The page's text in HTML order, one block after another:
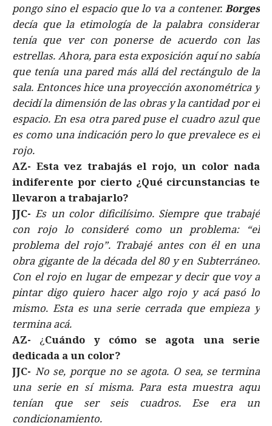
pongo sino el espacio que lo va a contener. Borges
decía que la etimología de la palabra considerar
tenía que ver con ponerse de acuerdo con las
estrellas. Ahora, para esta exposición aquí no sabía
que tenía una pared más allá del rectángulo de la
sala. Entonces hice una proyección axonométrica y
decidí la dimensión de las obras y la cantidad por el
espacio. En esa otra pared puse el cuadro azul que
es como una indicación pero lo que prevalece es el
rojo.
AZ- Esta vez trabajás el rojo, un color nada
indiferente por cierto ¿Qué circunstancias te
llevaron a trabajarlo?
JJC- Es un color dificilísimo. Siempre que trabajé
con rojo lo consideré como un problema: “el
problema del rojo”. Trabajé antes con él en una
obra gigante de la década del 80 y en Subterráneo.
Con el rojo en lugar de empezar y decir que voy a
pintar digo quiero hacer algo rojo y acá pasó lo
mismo. Esta es una serie cerrada que empieza y
termina acá.
AZ- ¿Cuándo y cómo se agota una serie
dedicada a un color?
JJC- No se, porque no se agota. O sea, se termina
una serie en sí misma. Para esta muestra aquí
tenían que ser seis cuadros. Ese era un
condicionamiento.